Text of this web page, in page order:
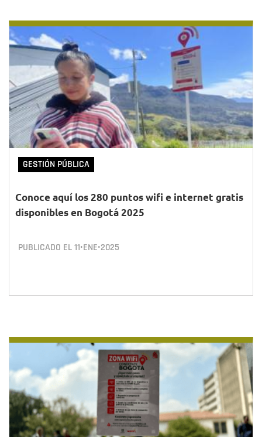
GESTIÓN PÚBLICA
Conoce aquí los 280 puntos wifi e internet gratis
disponibles en Bogotá 2025
PUBLICADO EL11•ENE•2025